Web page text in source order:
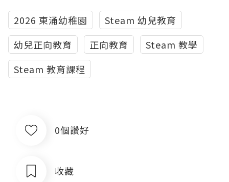
2026 東涌幼稚園
Steam 幼兒教育
幼兒正向教育
正向教育
Steam 教學
Steam 教育課程
0個讚好
收藏